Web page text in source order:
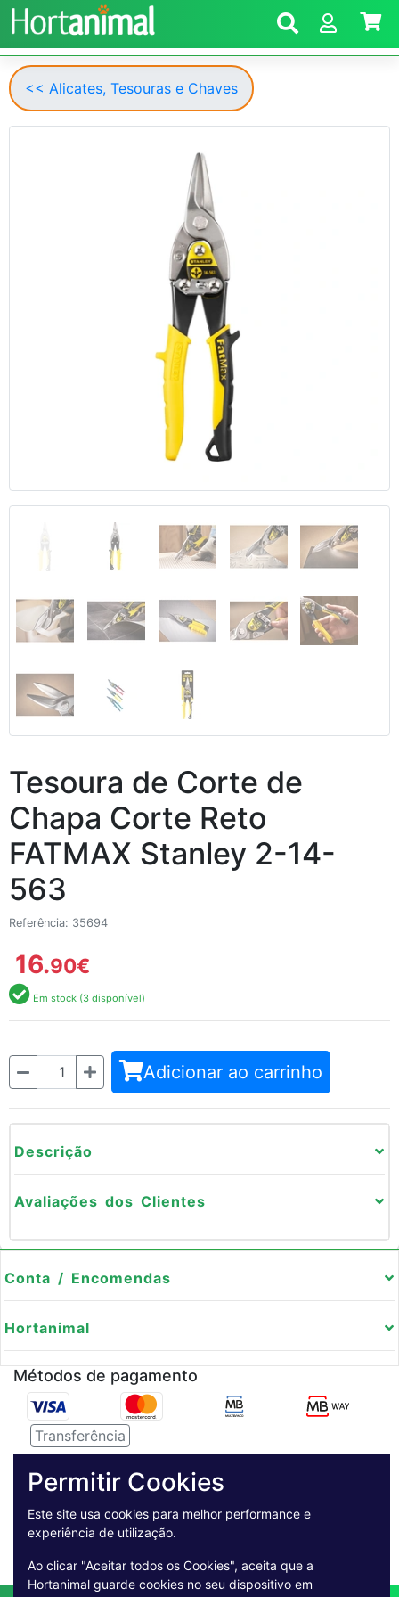
<< Alicates, Tesouras e Chaves
Tesoura de Corte de
Chapa Corte Reto
FATMAX Stanley 2-14-
563
Referência: 35694
16.90€
Em stock (3 disponível)
Quantidade Adicionar ao carrinho
Descrição
Avaliações dos Clientes
Conta / Encomendas
Hortanimal
Métodos de pagamento
Transferência
Pagamento Seguro
Permitir Cookies
Este site usa cookies para melhor performance e
experiência de utilização.
Ao clicar "Aceitar todos os Cookies", aceita que a
Hortanimal guarde cookies no seu dispositivo em